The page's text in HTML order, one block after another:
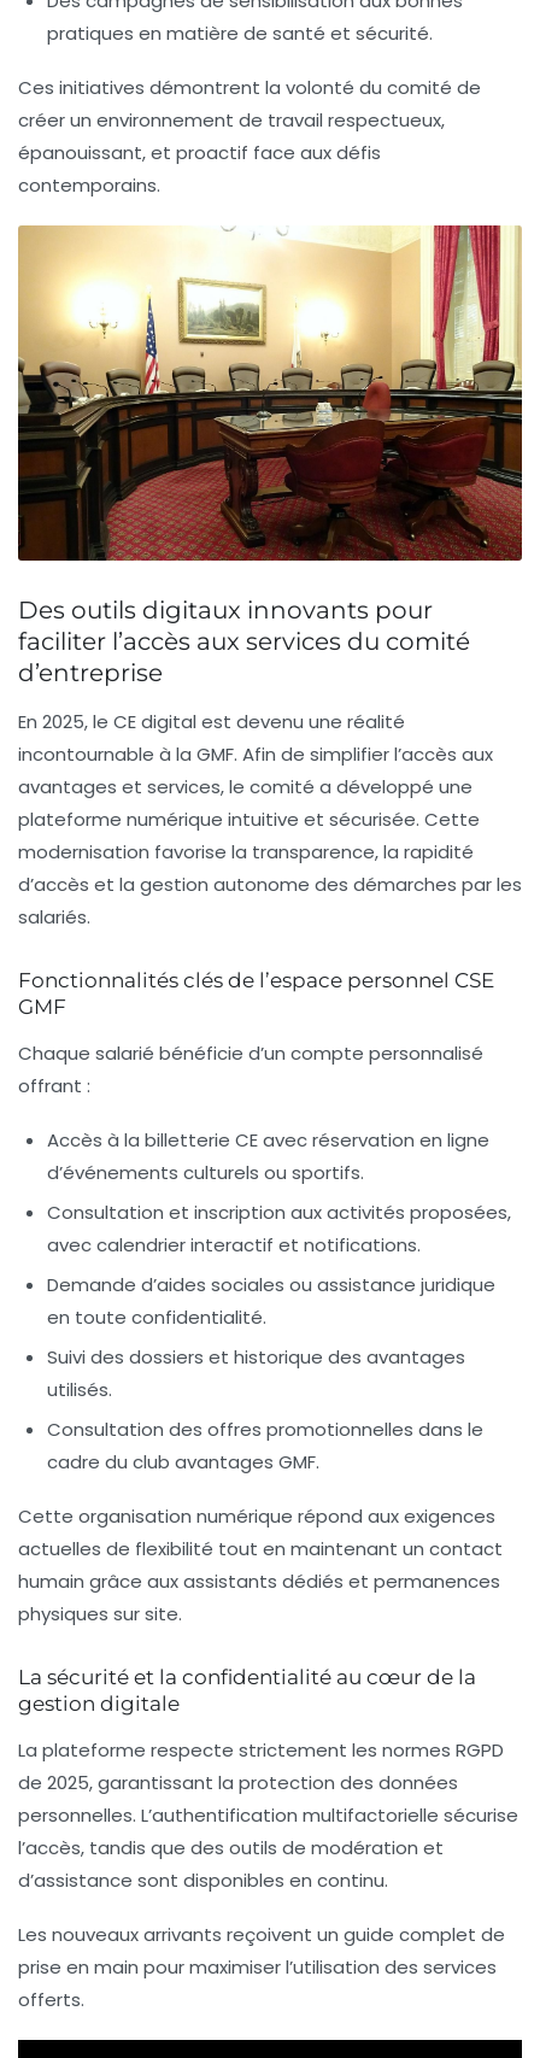
pratiques en matière de santé et sécurité.
Ces initiatives démontrent la volonté du comité de
créer un environnement de travail respectueux,
épanouissant, et proactif face aux défis
contemporains.
Des outils digitaux innovants pour
faciliter l’accès aux services du comité
d’entreprise
En 2025, le CE digital est devenu une réalité
incontournable à la GMF. Afin de simplifier l’accès aux
avantages et services, le comité a développé une
plateforme numérique intuitive et sécurisée. Cette
modernisation favorise la transparence, la rapidité
d’accès et la gestion autonome des démarches par les
salariés.
Fonctionnalités clés de l’espace personnel CSE
GMF
Chaque salarié bénéficie d’un compte personnalisé
offrant :
Accès à la billetterie CE avec réservation en ligne
d’événements culturels ou sportifs.
Consultation et inscription aux activités proposées,
avec calendrier interactif et notifications.
Demande d’aides sociales ou assistance juridique
en toute confidentialité.
Suivi des dossiers et historique des avantages
utilisés.
Consultation des offres promotionnelles dans le
cadre du club avantages GMF.
Cette organisation numérique répond aux exigences
actuelles de flexibilité tout en maintenant un contact
humain grâce aux assistants dédiés et permanences
physiques sur site.
La sécurité et la confidentialité au cœur de la
gestion digitale
La plateforme respecte strictement les normes RGPD
de 2025, garantissant la protection des données
personnelles. L’authentification multifactorielle sécurise
l’accès, tandis que des outils de modération et
d’assistance sont disponibles en continu.
Les nouveaux arrivants reçoivent un guide complet de
prise en main pour maximiser l’utilisation des services
offerts.